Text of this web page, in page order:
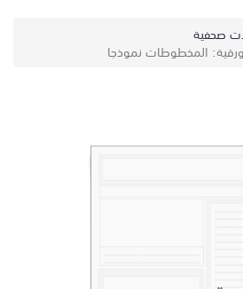
معنا
صحفية
المخطوطات نموذجا